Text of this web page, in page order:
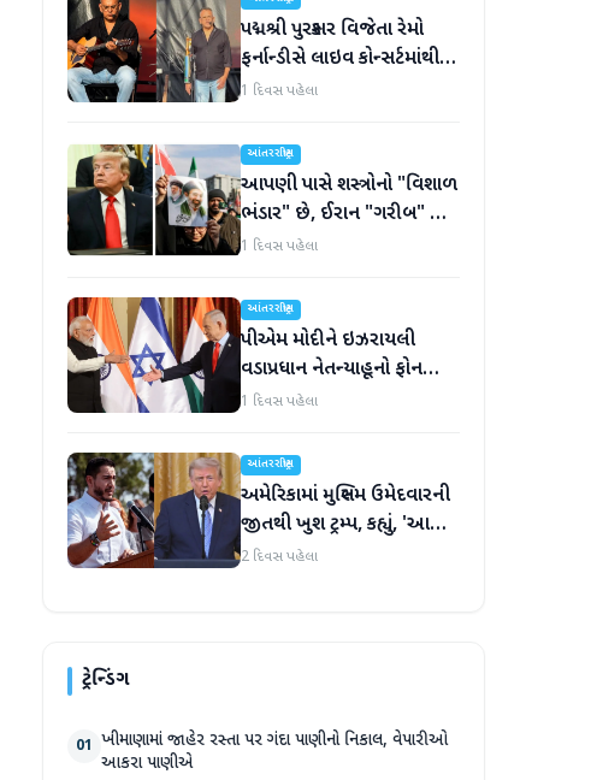
પદ્મશ્રી પુરસ્કાર વિજેતા રેમો
ફર્નાન્ડીસે લાઇવ કોન્સર્ટમાંથી
નિવૃત્તિની જાહેરાત કરી
1 દિવસ પહેલા
આંતરરાષ્ટ્રીય
આપણી પાસે શસ્ત્રોનો "વિશાળ
ભંડાર" છે, ઈરાન "ગરીબ" છે,
ટ્રમ્પનું નિવેદન
1 દિવસ પહેલા
આંતરરાષ્ટ્રીય
પીએમ મોદીને ઇઝરાયલી
વડાપ્રધાન નેતન્યાહૂનો ફોન
આવ્યો
1 દિવસ પહેલા
આંતરરાષ્ટ્રીય
અમેરિકામાં મુસ્લિમ ઉમેદવારની
જીતથી ખુશ ટ્રમ્પ, કહ્યું, 'આ
અમારા માટે સારા સમાચાર છે'
2 દિવસ પહેલા
ટ્રેન્ડિંગ
01 ખીમાણામાં જાહેર રસ્તા પર ગંદા પાણીનો નિકાલ, વેપારીઓ
આકરા પાણીએ